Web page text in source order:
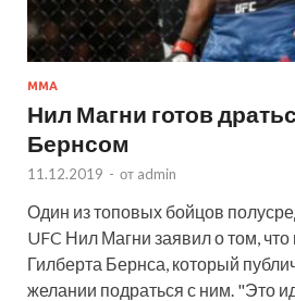
MMA
Нил Магни готов
Бернсом
11.12.2019 - от admin
Один из топовых бойцов
UFC Нил Магни заявил о том, что
Гилберта Бернса, который
желании подраться с ним. "Это